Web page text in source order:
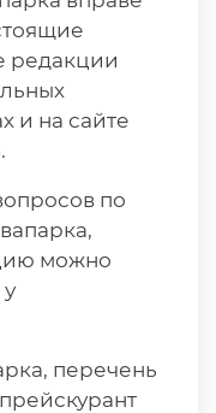
редакции
и на сайте
по
можно
перечень